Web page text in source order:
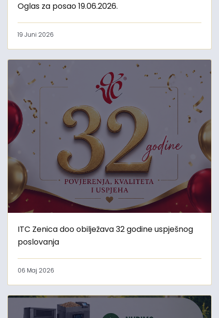
Oglas za posao 19.06.2026.
19 Juni 2026
ITC Zenica doo obilježava 32 godine uspješnog
poslovanja
06 Maj 2026